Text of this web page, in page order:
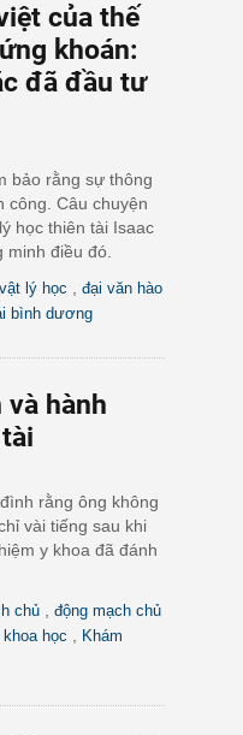
của thế
khoán:
đã đầu tư
bảo rằng sự thông
công. Câu chuyện
học thiên tài Isaac
điều đó.
vật lý học đại văn hào
bình dương
hành
rằng ông không
vài tiếng sau khi
y khoa đã đánh
chủ động mạch chủ
khoa học
Khám